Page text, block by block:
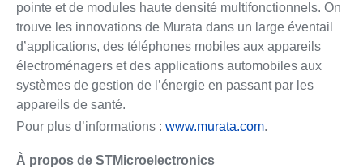
pointe et de modules haute densité multifonctionnels. On
trouve les innovations de Murata dans un large éventail
d’applications, des téléphones mobiles aux appareils
électroménagers et des applications automobiles aux
systèmes de gestion de l’énergie en passant par les
appareils de santé.
Pour plus d’informations : www.murata.com.
À propos de STMicroelectronics